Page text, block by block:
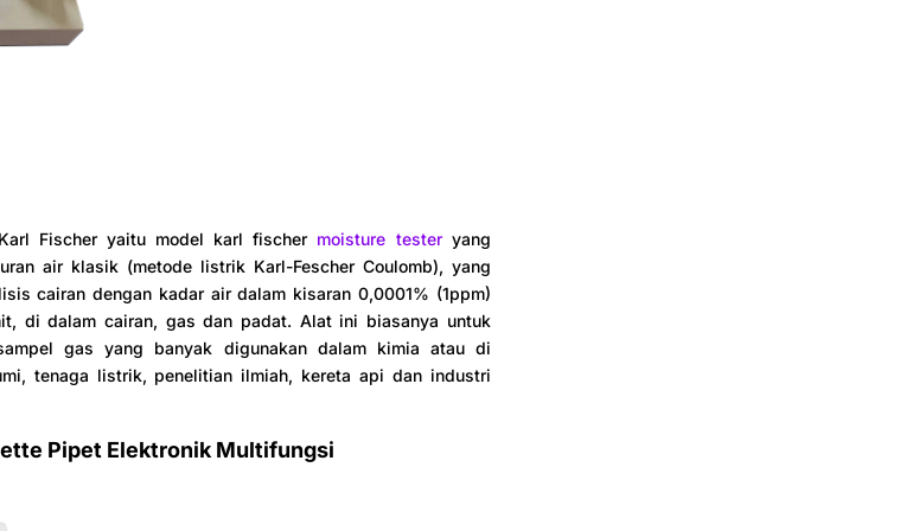
Fischer yaitu model karl fischer moisture testeryang
air klasik (metode listrik Karl-Fescher Coulomb), yang
cairan dengan kadar air dalam kisaran 0,0001% (1ppm)
di dalam cairan, gas dan padat. Alat ini biasanya untuk
gas yang banyak digunakan dalam kimia atau di
tenaga listrik, penelitian ilmiah, kereta api dan industri
Pipet Elektronik Multifungsi